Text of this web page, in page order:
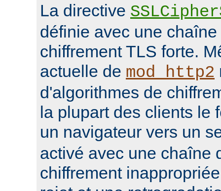
La directive
définie avec une
chiffrement TLS forte.
actuelle de mod_http2
d'algorithmes de
la plupart des clients le
un navigateur vers un
activé avec une chaîne
chiffrement